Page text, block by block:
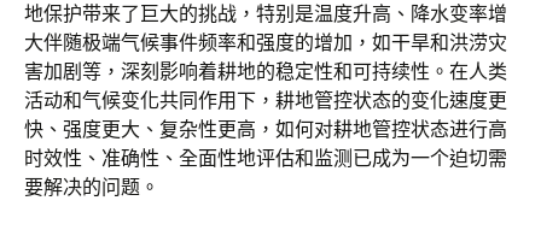
地保护带来了巨大的挑战，特别是温度升高、降水变率增
大伴随极端气候事件频率和强度的增加，如干旱和洪涝灾
害加剧等，深刻影响着耕地的稳定性和可持续性。在人类
活动和气候变化共同作用下，耕地管控状态的变化速度更
快、强度更大、复杂性更高，如何对耕地管控状态进行高
时效性、准确性、全面性地评估和监测已成为一个迫切需
要解决的问题。